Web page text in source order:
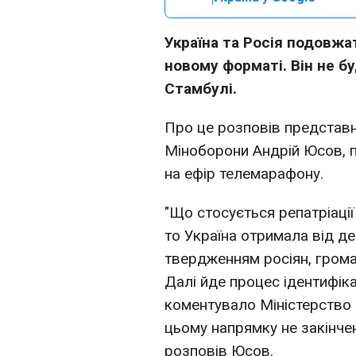
Україна та Росія
новому форматі. Він не
Стамбулі.
Про це розповів
Міноборони Андрій Юсов,
на ефір телемарафону.
"Що стосується
то Україна отримала від
твердженням росіян,
Далі йде процес
коментувало
цьому напрямку не
розповів Юсов.